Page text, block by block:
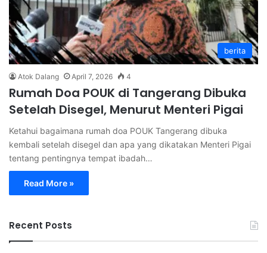
berita
Atok Dalang April 7, 2026 4
Rumah Doa POUK di Tangerang Dibuka
Setelah Disegel, Menurut Menteri Pigai
Ketahui bagaimana rumah doa POUK Tangerang dibuka
kembali setelah disegel dan apa yang dikatakan Menteri Pigai
tentang pentingnya tempat ibadah…
Read More »
Recent Posts